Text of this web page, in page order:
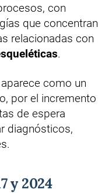
con
que concentran
relacionadas con
.
como un
por el incremento
de espera
diagnósticos,
y 2024